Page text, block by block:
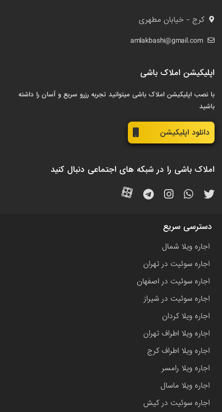
کرج - خیابان مطهری
amlakbashi@gmail.com
اپلیکیشن املاک باشی
با نصب اپلیکیشن املاک باشی میتوانید تجربه رزرو سریع و آسان را داشته
باشید
دانلود اپلیکیشن
املاک باشی را در شبکه های اجتماعی دنبال کنید
دسترسی سریع
اجاره ویلا شمال
اجاره سوئیت در تهران
اجاره سوئیت در اصفهان
اجاره سوئیت در شیراز
اجاره ویلا کردان
اجاره ویلا اطراف تهران
اجاره ویلا اطراف کرج
اجاره ویلا رامسر
اجاره ویلا ماسال
اجاره سوئیت در کیش